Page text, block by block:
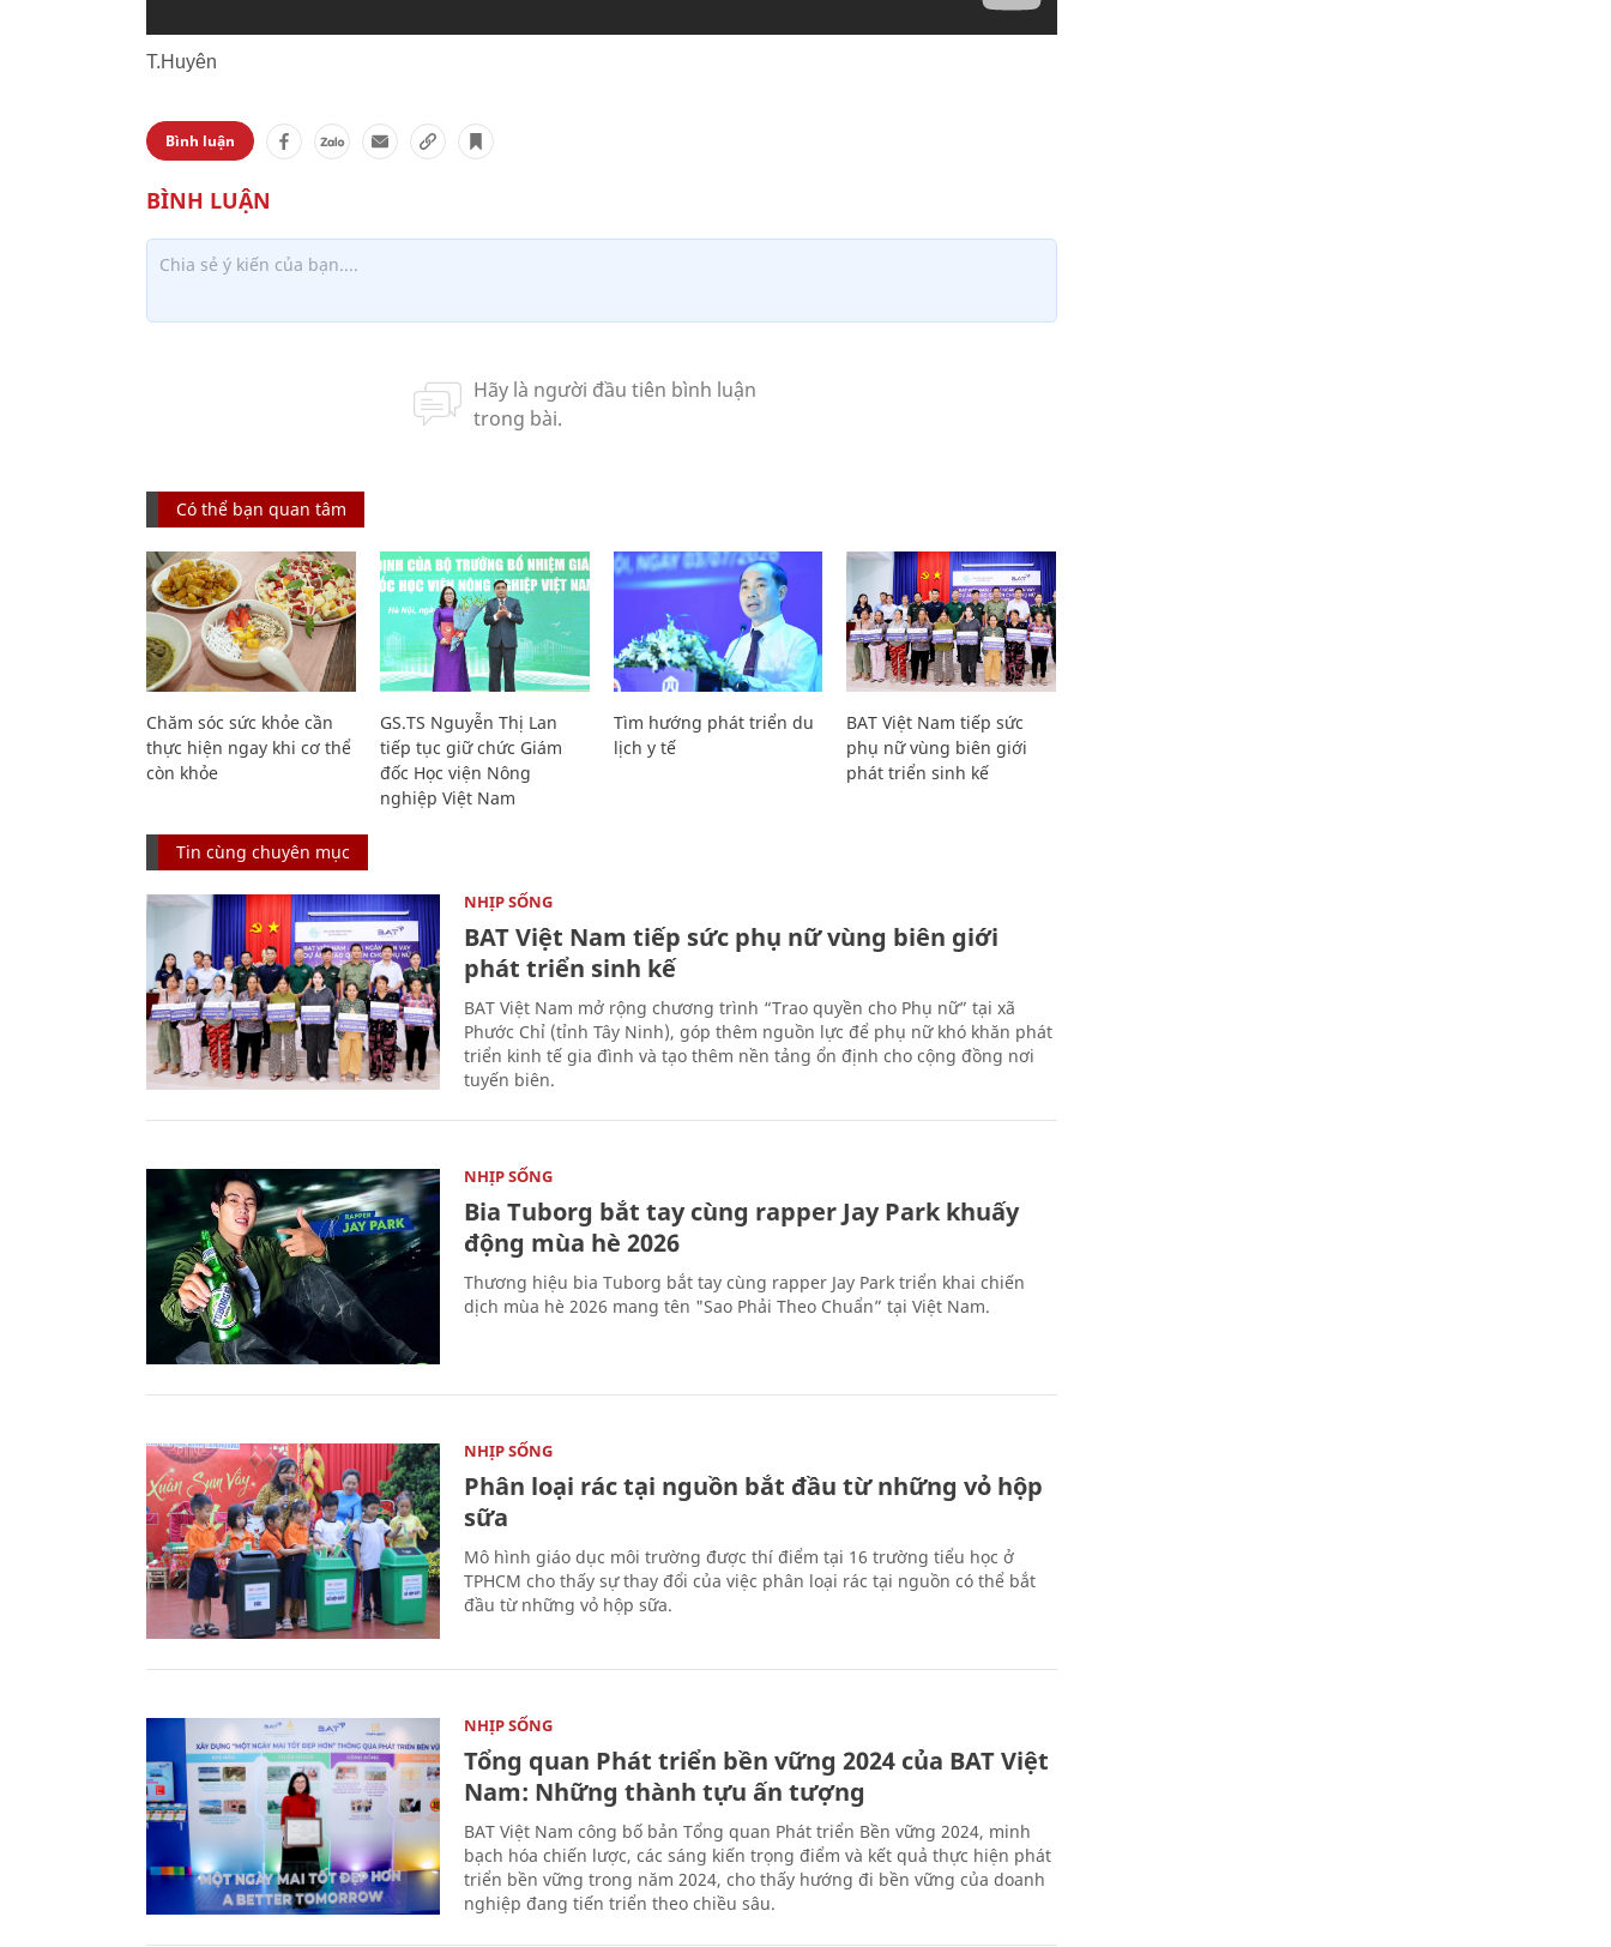
T.Huyên
Bình luận
Có thể bạn quan tâm
Chăm sóc sức khỏe cần
thực hiện ngay khi cơ thể
còn khỏe
GS.TS Nguyễn Thị Lan
tiếp tục giữ chức Giám
đốc Học viện Nông
nghiệp Việt Nam
Tìm hướng phát triển du
lịch y tế
BAT Việt Nam tiếp sức
phụ nữ vùng biên giới
phát triển sinh kế
Tin cùng chuyên mục
NHỊP SỐNG
BAT Việt Nam tiếp sức phụ nữ vùng biên giới
phát triển sinh kế
BAT Việt Nam mở rộng chương trình “Trao quyền cho Phụ nữ” tại xã
Phước Chỉ (tỉnh Tây Ninh), góp thêm nguồn lực để phụ nữ khó khăn phát
triển kinh tế gia đình và tạo thêm nền tảng ổn định cho cộng đồng nơi
tuyến biên.
NHỊP SỐNG
Bia Tuborg bắt tay cùng rapper Jay Park khuấy
động mùa hè 2026
Thương hiệu bia Tuborg bắt tay cùng rapper Jay Park triển khai chiến
dịch mùa hè 2026 mang tên "Sao Phải Theo Chuẩn” tại Việt Nam.
NHỊP SỐNG
Phân loại rác tại nguồn bắt đầu từ những vỏ hộp
sữa
Mô hình giáo dục môi trường được thí điểm tại 16 trường tiểu học ở
TPHCM cho thấy sự thay đổi của việc phân loại rác tại nguồn có thể bắt
đầu từ những vỏ hộp sữa.
NHỊP SỐNG
Tổng quan Phát triển bền vững 2024 của BAT Việt
Nam: Những thành tựu ấn tượng
BAT Việt Nam công bố bản Tổng quan Phát triển Bền vững 2024, minh
bạch hóa chiến lược, các sáng kiến trọng điểm và kết quả thực hiện phát
triển bền vững trong năm 2024, cho thấy hướng đi bền vững của doanh
nghiệp đang tiến triển theo chiều sâu.